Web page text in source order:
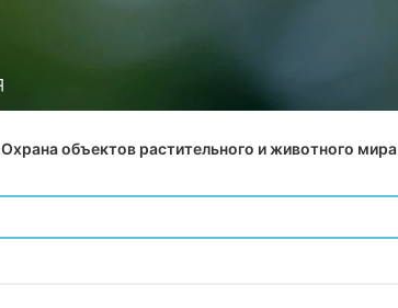
Охрана объектов растительного и животного мира